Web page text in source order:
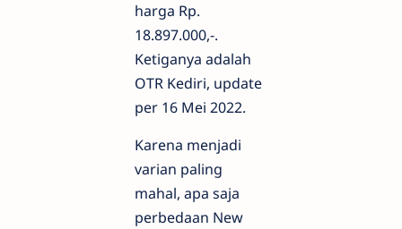
harga Rp.
18.897.000,-.
Ketiganya adalah
OTR Kediri, update
per 16 Mei 2022.
Karena menjadi
varian paling
mahal, apa saja
perbedaan New